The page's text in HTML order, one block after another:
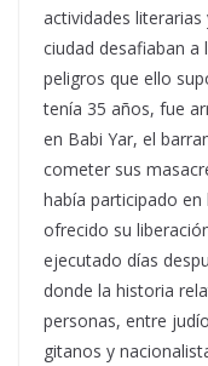
actividades
ciudad desafiaban a
peligros que ello
tenía 35 años, fue
en Babi Yar, el
cometer sus
había participado en
ofrecido su
ejecutado días
donde la historia
personas, entre
gitanos y